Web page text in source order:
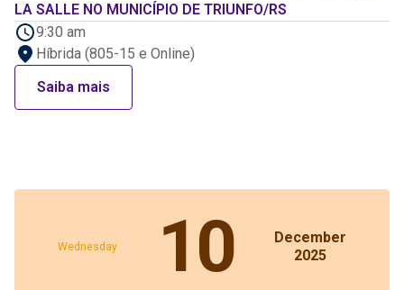
LA SALLE NO MUNICÍPIO DE TRIUNFO/RS
9:30 am
Híbrida (805-15 e Online)
Saiba mais
Wednesday 10
December
2025